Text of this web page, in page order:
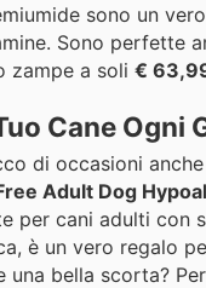
sono un
Sono perfette
zampe a soli €
Cane Ogni
di occasioni
Adult Dog
per cani adulti con
è un vero regalo
bella scorta?